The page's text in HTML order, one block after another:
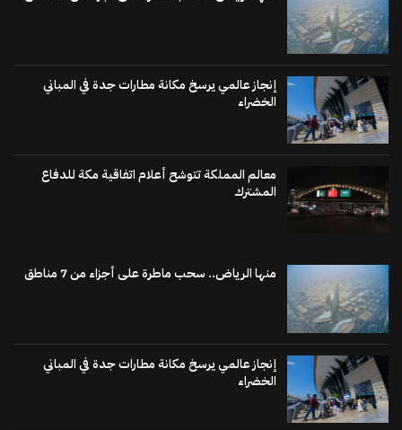
إنجاز عالمي يرسخ مكانة مطارات جدة في المباني
الخضراء
معالم المملكة تتوشح أعلام اتفاقية مكة للدفاع
المشترك
منها الرياض.. سحب ماطرة على أجزاء من 7 مناطق
إنجاز عالمي يرسخ مكانة مطارات جدة في المباني
الخضراء